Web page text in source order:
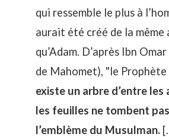
qui ressemble le plus à
aurait été créé de la même
qu’Adam. D’après Ibn
de Mahomet), "le Prophète
existe un arbre d’entre les
les feuilles ne tombent
l’emblème du Musulman.